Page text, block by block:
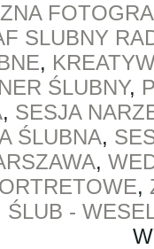
SLUBNY
,
ŚLUBNY,
, SESJA
ŚLUBNA,
,
,
ŚLUB -